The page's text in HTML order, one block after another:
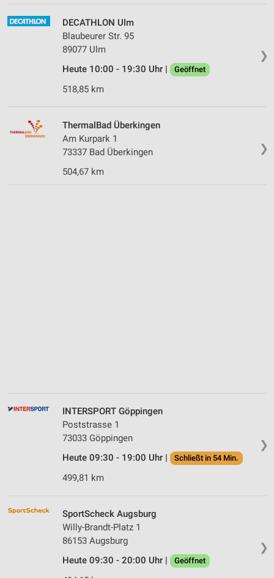
❯
DECATHLON Ulm
Blaubeurer Str. 95
89077 Ulm
Heute 10:00 - 19:30 Uhr |
Geöffnet
518,85 km
❯
ThermalBad Überkingen
Am Kurpark 1
73337 Bad Überkingen
504,67 km
❯
INTERSPORT Göppingen
Poststrasse 1
73033 Göppingen
Heute 09:30 - 19:00 Uhr |
Schließt in 54 Min.
499,81 km
❯
SportScheck Augsburg
Willy-Brandt-Platz 1
86153 Augsburg
Heute 09:30 - 20:00 Uhr |
Geöffnet